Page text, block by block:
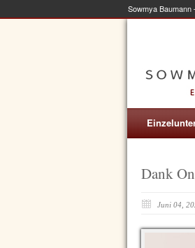
Sowmya Baumann
Dank
Juni 04,